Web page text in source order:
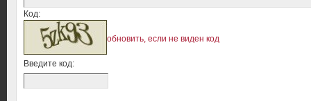
Код:
обновить, если не виден код
Введите код: